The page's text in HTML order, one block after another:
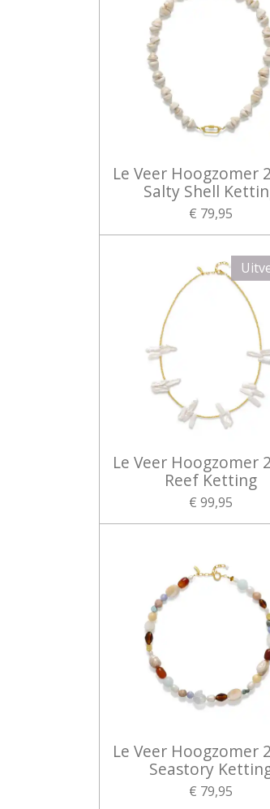
Le Veer Hoogzomer
Salty Shell
€ 79,95
Le Veer Hoogzomer
Reef Ketting
€ 99,95
Le Veer Hoogzomer
Seastory
€ 79,95